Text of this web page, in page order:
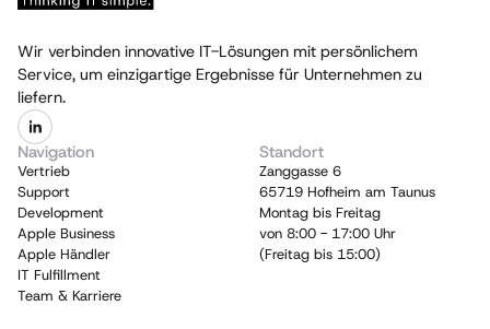
Wir verbinden innovative IT-Lösungen mit persönlichem
Service, um einzigartige Ergebnisse für Unternehmen zu
liefern.
Navigation
Vertrieb
Support
Development
Apple Business
Apple Händler
IT Fulfillment
Team & Karriere
Standort
Zanggasse 6
65719 Hofheim am Taunus
Montag bis Freitag
von 8:00 - 17:00 Uhr
(Freitag bis 15:00)